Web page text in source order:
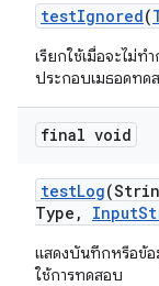
testIgnored(
เรียกใช้เมื่อจะไม่ท
ประกอบเมธอดท
final void
testLog
Type , Input
แสดงบันทึกหรือข้อ
ใช้การทดสอบ